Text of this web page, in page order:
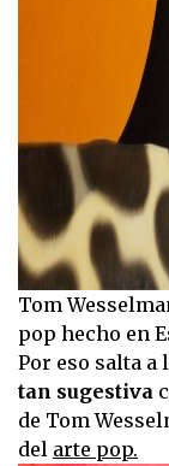
Tom
pop hecho en
Por eso salta a
tan sugestiva
de Tom
del arte pop.